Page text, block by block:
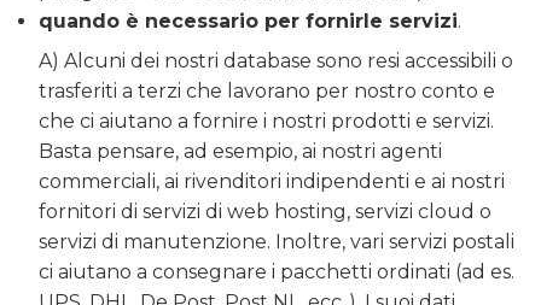
quando è necessario per fornirle servizi.
A) Alcuni dei nostri database sono resi accessibili o
trasferiti a terzi che lavorano per nostro conto e
che ci aiutano a fornire i nostri prodotti e servizi.
Basta pensare, ad esempio, ai nostri agenti
commerciali, ai rivenditori indipendenti e ai nostri
fornitori di servizi di web hosting, servizi cloud o
servizi di manutenzione. Inoltre, vari servizi postali
ci aiutano a consegnare i pacchetti ordinati (ad es.